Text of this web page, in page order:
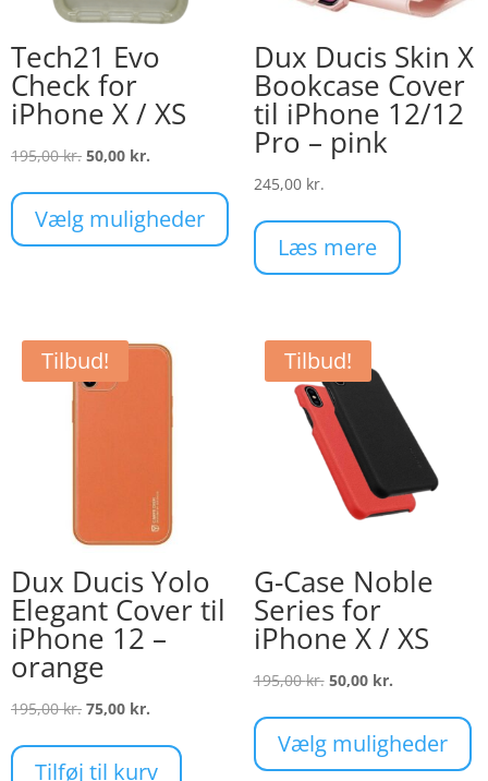
Tech21 Evo
Check for
iPhone X / XS
195,00kr. Den
pris
var:
50,00 kr.
pris
er:
Vælg muligheder
Dette
har
flere
vælges
Dux Ducis Skin X
Bookcase Cover
til iPhone 12/12
Pro – pink
245,00 kr.
Læs mere
Tilbud!
Dux Ducis Yolo
Elegant Cover til
iPhone 12 –
orange
195,00kr. Den
pris
75,00 kr.
pris
Tilføj til kurv
Tilbud!
G-Case Noble
Series for
iPhone X / XS
195,00kr. Den
pris
var:
50,00 kr.Den
pris
er:
Vælg muligheder